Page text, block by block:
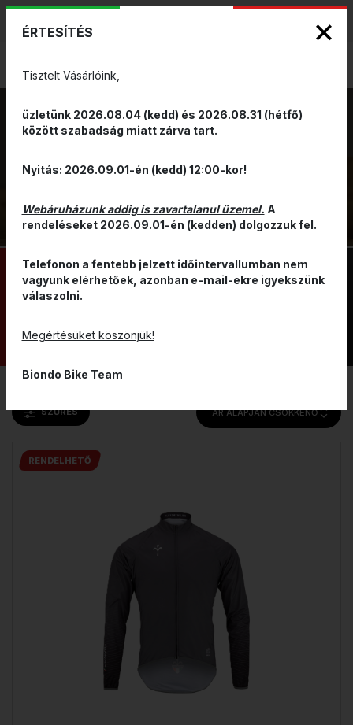
HUN
RUHÁZAT
KERÉKPÁROS MEZ
SZŰRÉS ÁR ALAPJÁN CSÖKKENŐ
RENDELHETŐ
ÉRTESÍTÉS
Tisztelt Vásárlóink,
üzletünk 2026.08.04 (kedd) és 2026.08.31 (hétfő)
között szabadság miatt zárva tart.
Nyitás: 2026.09.01-én (kedd) 12:00-kor!
Webáruházunk addig is zavartalanul üzemel. A
rendeléseket 2026.09.01-én (kedden) dolgozzuk fel.
Telefonon a fentebb jelzett időintervallumban nem
vagyunk elérhetőek, azonban e-mail-ekre igyekszünk
válaszolni.
Megértésüket köszönjük!
Biondo Bike Team